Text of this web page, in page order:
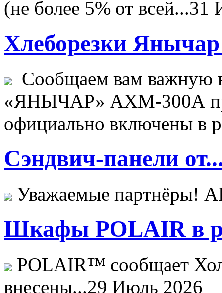
(не более 5% от всей...31
Хлеборезки Янычар
Сообщаем вам важную
«ЯНЫЧАР» АХМ-300А
официально включены в
Сэндвич-панели
Уважаемые
Шкафы POLAIR в
POLAIR™ сообщает
внесены...29 Июль 2026